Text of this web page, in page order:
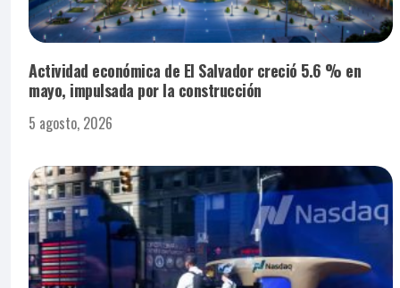
Actividad económica de El Salvador creció 5.6 % en
mayo, impulsada por la construcción
5 agosto, 2026